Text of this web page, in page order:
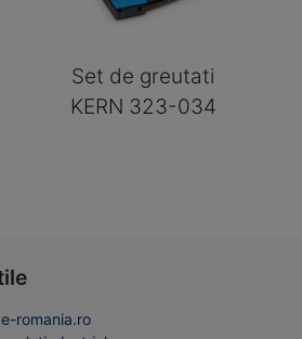
Set de greutati
KERN 323-034
romania.ro